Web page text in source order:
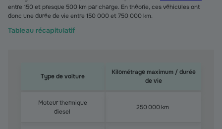
entre 150 et presque 500 km par charge. En théorie, ces véhicules ont
donc une durée de vie entre 150 000 et 750 000 km.
Tableau récapitulatif
Type de voiture
Kilométrage maximum / durée
de vie
Moteur thermique
diesel
250 000 km